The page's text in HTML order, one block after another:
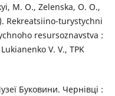
M. O., Zelenska, O. O.,
Rekreatsiino-turystychni
resursoznavstva :
V. V., TPK
Буковини. Чернівці :